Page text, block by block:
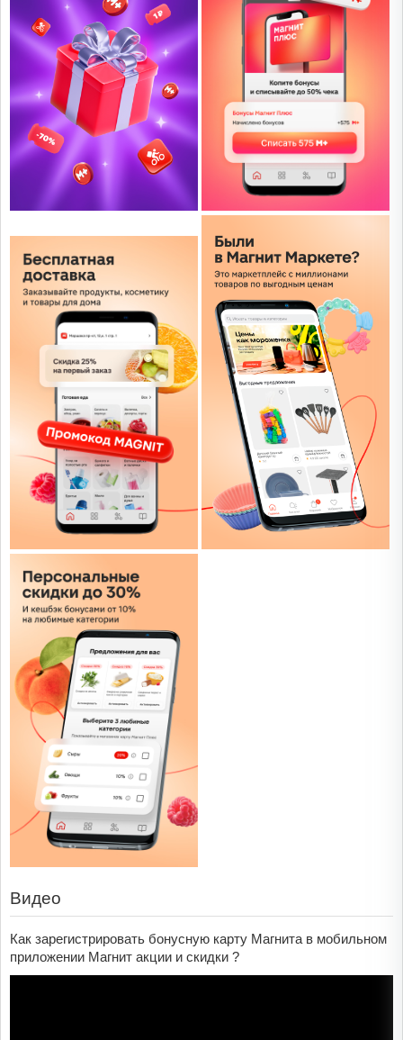
Видео
Как зарегистрировать бонусную карту Магнита в мобильном
приложении Магнит акции и скидки ?